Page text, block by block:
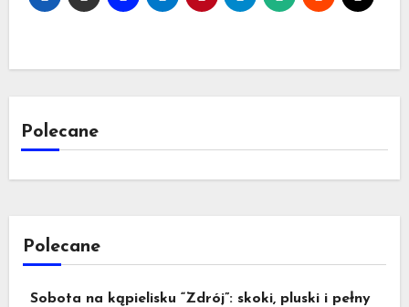
Polecane
Polecane
Sobota na kąpielisku “Zdrój”: skoki, pluski i pełny